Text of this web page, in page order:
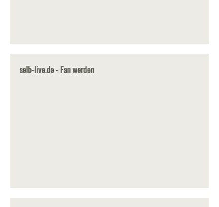
selb-live.de - Fan werden